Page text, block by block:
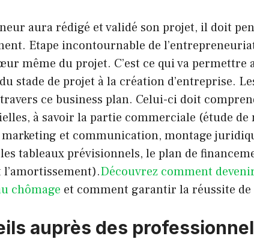
aura rédigé et validé son projet, il doit
Etape incontournable de
même du projet. C’est ce qui va permettre
stade de projet à la création d’entreprise.
ce business plan. Celui-ci doit
à savoir la partie commerciale (étude de
et communication, montage
tableaux prévisionnels, le plan de
Découvrez comment
chômage et comment garantir la réussite de
auprès des